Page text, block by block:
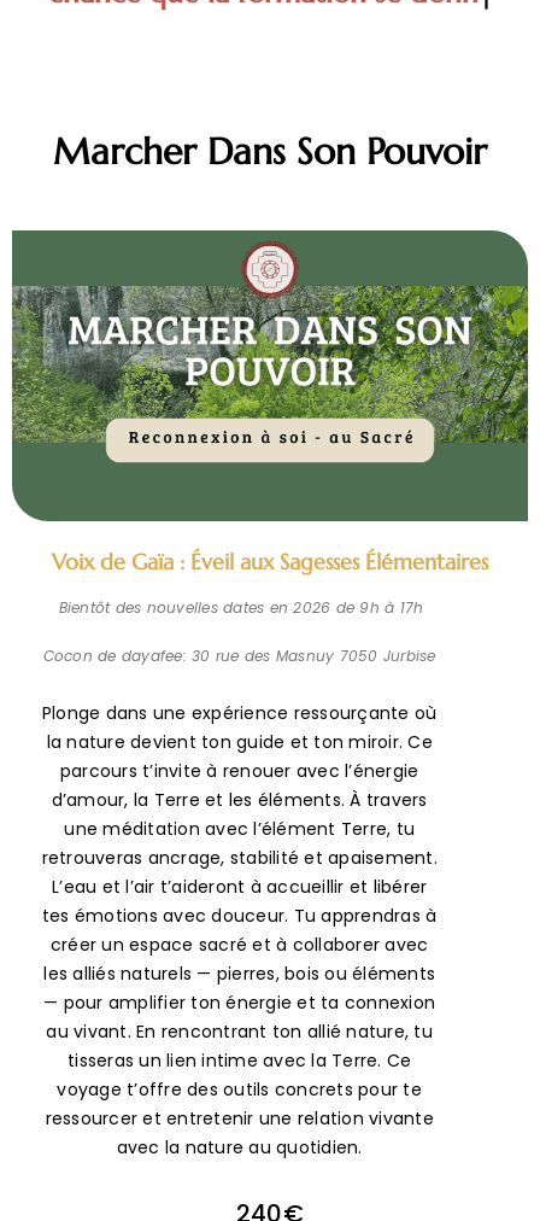
Voix de Gaïa : Éveil aux Sagesses Élémentaires
Bientôt des nouvelles dates en 2026 de 9h à 17h
Cocon de dayafee: 30 rue des Masnuy 7050 Jurbise
Plonge dans une expérience ressourçante où
la nature devient ton guide et ton miroir. Ce
parcours t’invite à renouer avec l’énergie
d’amour, la Terre et les éléments. À travers
une méditation avec l’élément Terre, tu
retrouveras ancrage, stabilité et apaisement.
L’eau et l’air t’aideront à accueillir et libérer
tes émotions avec douceur. Tu apprendras à
créer un espace sacré et à collaborer avec
les alliés naturels — pierres, bois ou éléments
— pour amplifier ton énergie et ta connexion
au vivant. En rencontrant ton allié nature, tu
tisseras un lien intime avec la Terre. Ce
voyage t’offre des outils concrets pour te
ressourcer et entretenir une relation vivante
avec la nature au quotidien.